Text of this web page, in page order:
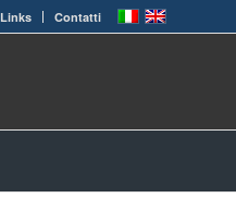
Links Contatti